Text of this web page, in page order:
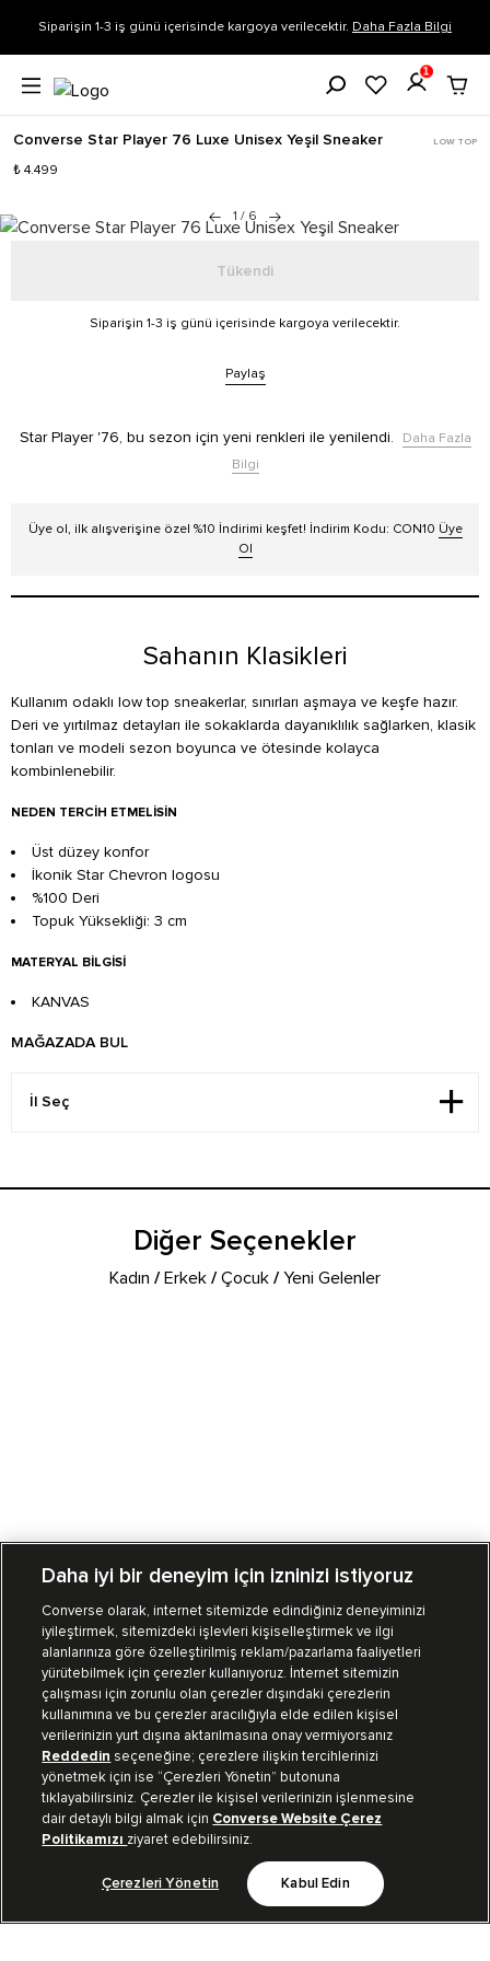
Siparişin 1-3 iş günü içerisinde kargoya verilecektir. Daha Fazla Bilgi
1
Converse Star Player 76 Luxe Unisex Yeşil Sneaker LOW TOP
₺ 4.499
1 / 6
Tükendi
Siparişin 1-3 iş günü içerisinde kargoya verilecektir.
Paylaş
Star Player '76, bu sezon için yeni renkleri ile yenilendi.
Daha Fazla
Bilgi
Üye ol, ilk alışverişine özel %10 İndirimi keşfet! İndirim Kodu: CON10 Üye
Ol
Sahanın Klasikleri
Kullanım odaklı low top sneakerlar, sınırları aşmaya ve keşfe hazır.
Deri ve yırtılmaz detayları ile sokaklarda dayanıklılık sağlarken, klasik
tonları ve modeli sezon boyunca ve ötesinde kolayca
kombinlenebilir.
NEDEN TERCIH ETMELISIN
Üst düzey konfor
İkonik Star Chevron logosu
%100 Deri
Topuk Yüksekliği: 3 cm
MATERYAL BILGISI
KANVAS
MAĞAZADA BUL
Diğer Seçenekler
Kadın /Erkek /Çocuk /Yeni Gelenler
Mağazalarımız Sipariş Takibi
Müşteri İlişkileri
Koleksiyon
Kurumsal
Bizi Takip Et
Daha iyi bir deneyim için izninizi istiyoruz
Converse olarak, internet sitemizde edindiğiniz deneyiminizi
iyileştirmek, sitemizdeki işlevleri kişiselleştirmek ve ilgi
alanlarınıza göre özelleştirilmiş reklam/pazarlama faaliyetleri
yürütebilmek için çerezler kullanıyoruz. İnternet sitemizin
çalışması için zorunlu olan çerezler dışındaki çerezlerin
kullanımına ve bu çerezler aracılığıyla elde edilen kişisel
verilerinizin yurt dışına aktarılmasına onay vermiyorsanız
Reddedin seçeneğine; çerezlere ilişkin tercihlerinizi
yönetmek için ise “Çerezleri Yönetin” butonuna
tıklayabilirsiniz. Çerezler ile kişisel verilerinizin işlenmesine
dair detaylı bilgi almak için Converse Website Çerez
Politikamızı ziyaret edebilirsiniz.
Çerezleri Yönetin Kabul Edin